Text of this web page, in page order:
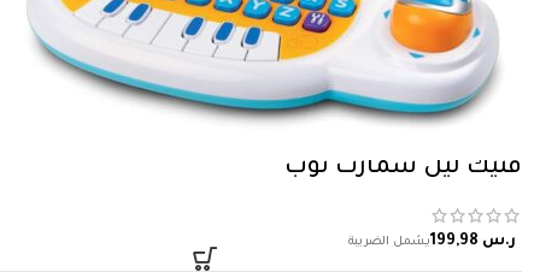
فتيك ليل سمارت توب
ر.س